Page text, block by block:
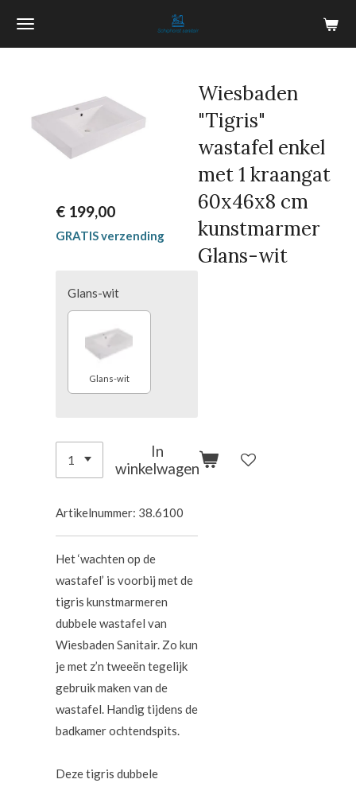
Ga
hoofdinhoud
Wiesbaden
"Tigris"
wastafel enkel
met 1 kraangat
60x46x8 cm
kunstmarmer
Glans-wit
€ 199,00
GRATIS verzending
Glans-wit
Glans-wit
In
winkelwagen
Artikelnummer: 38.6100
Het ‘wachten op de
wastafel’ is voorbij met de
tigris kunstmarmeren
dubbele wastafel van
Wiesbaden Sanitair. Zo kun
je met z’n tweeën tegelijk
gebruik maken van de
wastafel. Handig tijdens de
badkamer ochtendspits.
Deze tigris dubbele